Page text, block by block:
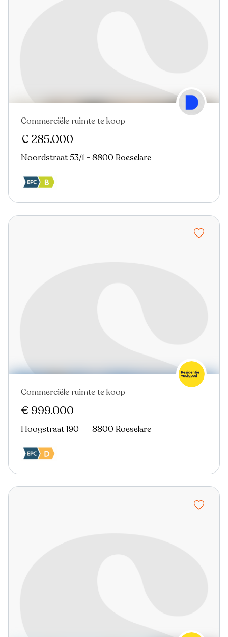
Commerciële ruimte te koop
€ 285.000
Noordstraat 53/1 - 8800 Roeselare
Commerciële ruimte te koop
€ 999.000
Hoogstraat 190 - - 8800 Roeselare